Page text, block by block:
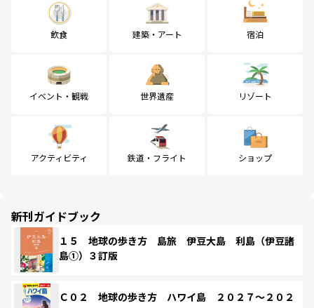
飲食 建築・アート 宿泊
イベント・観戦 世界遺産 リゾート
アクティビティ 鉄道・フライト ショップ
新刊ガイドブック
１５ 地球の歩き方 島旅 伊豆大島 利島（伊豆諸
島①）３訂版
Ｃ０２ 地球の歩き方 ハワイ島 ２０２７～２０２